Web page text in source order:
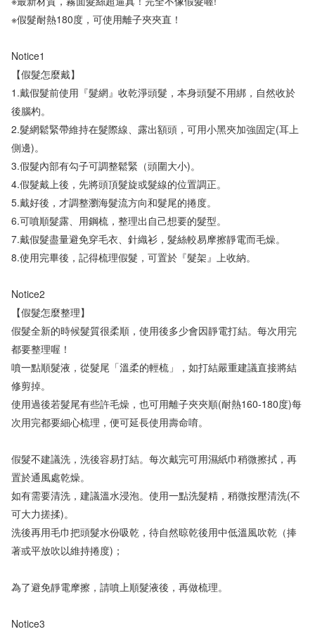
※假髮耐熱180度，可使用離子夾夾直！
Notice1
【假髮怎麼戴】
1.戴假髮前使用『髮網』收乾淨頭髮，本身頭髮不用綁，自然收於
後腦杓。
2.髮網鬆緊帶維持在髮際線、露出額頭，可用小黑夾加強固定(耳上
側邊)。
3.假髮內部有勾子可調整鬆緊（頭圍大小)。
4.假髮戴上後，先將頭頂髮旋或髮線的位置調正。
5.戴好後，才調整瀏海髮流方向和髮尾的捲度。
6.可噴順髮露、用鋼梳，整理出自己想要的髮型。
7.戴假髮盡量避免穿毛衣、針織衫，髮絲較易摩擦靜電而毛燥。
8.使用完畢後，記得梳理假髮，可置於『髮架』上收納。
Notice2
【假髮怎麼整理】
假髮全新的時候髮質很柔順，使用後多少會因靜電打結。每次用完
都要整理喔！
噴一點順髮液，從髮尾「溫柔的輕梳」，如打結嚴重建議直接將結
修剪掉。
使用過後若髮尾有些許毛燥，也可用離子夾夾順(耐熱160-180度)每
次用完都要細心梳理，便可延長使用壽命唷。
假髮不建議洗，洗後容易打結。每次戴完可用濕紙巾稍微擦拭，再
置於通風處乾燥。
如有需要清洗，建議溫水浸泡。使用一點洗髮精，稍微按壓清洗(不
可大力搓揉)。
洗後再用毛巾把頭髮水份吸乾，待自然晾乾後用中低溫風吹乾（捧
著或平放吹以維持捲度)；
為了避免靜電摩擦，請噴上順髮液後，再做梳理。
Notice3